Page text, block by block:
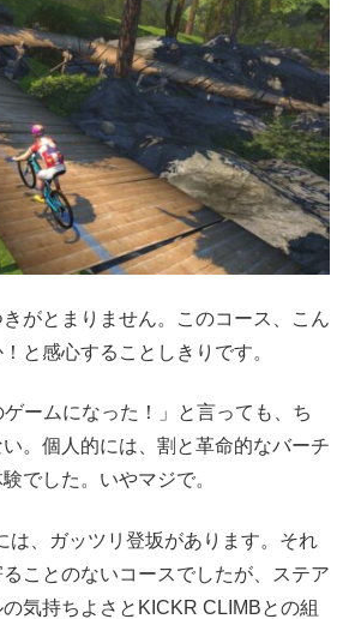
がとまりません。このコース、こん
と感心することしきりです。
ゲームになった！」と言っても、ち
。個人的には、割と革命的なバーチ
でした。いやマジで。
は、ガッツリ登坂があります。それ
ことのないコースでしたが、ステア
気持ちよさとKICKR CLIMBとの組